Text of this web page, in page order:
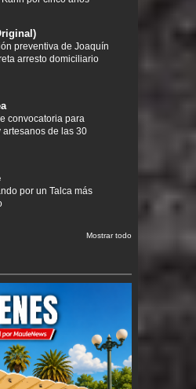
preventiva de Joaquín
arresto domiciliario
convocatoria para
de las 30
por un Talca más
Mostrar todo